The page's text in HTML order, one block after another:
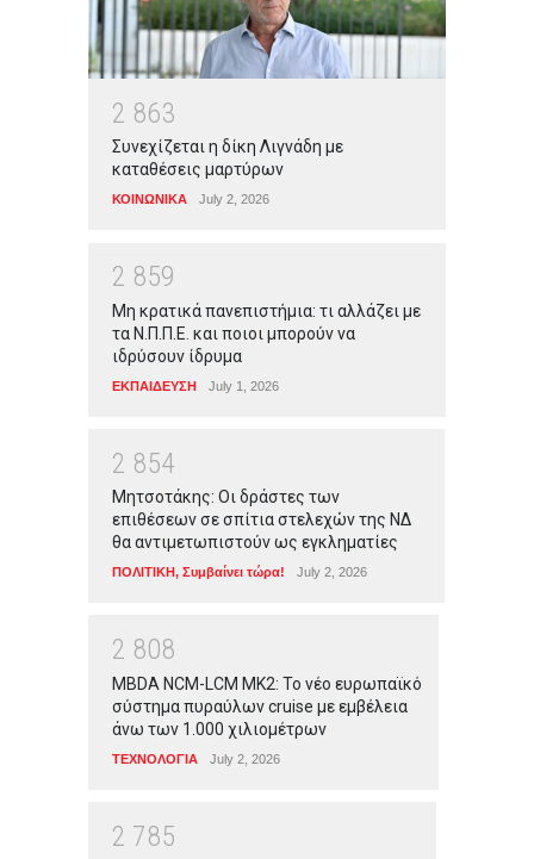
2 863
Συνεχίζεται η δίκη Λιγνάδη με
καταθέσεις μαρτύρων
ΚΟΙΝΩΝΙΚΑ July 2, 2026
2 859
Μη κρατικά πανεπιστήμια: τι αλλάζει με
τα Ν.Π.Π.Ε. και ποιοι μπορούν να
ιδρύσουν ίδρυμα
ΕΚΠΑΙΔΕΥΣΗ July 1, 2026
2 854
Μητσοτάκης: Οι δράστες των
επιθέσεων σε σπίτια στελεχών της ΝΔ
θα αντιμετωπιστούν ως εγκληματίες
ΠΟΛΙΤΙΚΗ, Συμβαίνει τώρα! July 2, 2026
2 808
MBDA NCM-LCM MK2: Το νέο ευρωπαϊκό
σύστημα πυραύλων cruise με εμβέλεια
άνω των 1.000 χιλιομέτρων
ΤΕΧΝΟΛΟΓΙΑ July 2, 2026
2 785